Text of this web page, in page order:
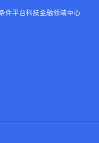
件平台科技金融领域中心